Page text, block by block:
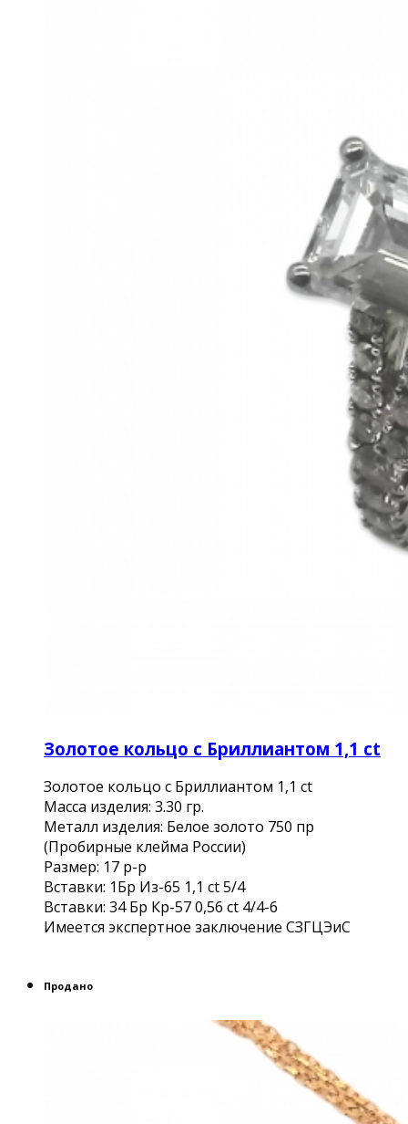
Золотое кольцо с Бриллиантом 1,1 ct
Золотое кольцо с Бриллиантом 1,1 ct
Масса изделия: 3.30 гр.
Металл изделия: Белое золото 750 пр
(Пробирные клейма России)
Размер: 17 р-р
Вставки: 1Бр Из-65 1,1 ct 5/4
Вставки: 34 Бр Кр-57 0,56 ct 4/4-6
Имеется экспертное заключение СЗГЦЭиС
Продано